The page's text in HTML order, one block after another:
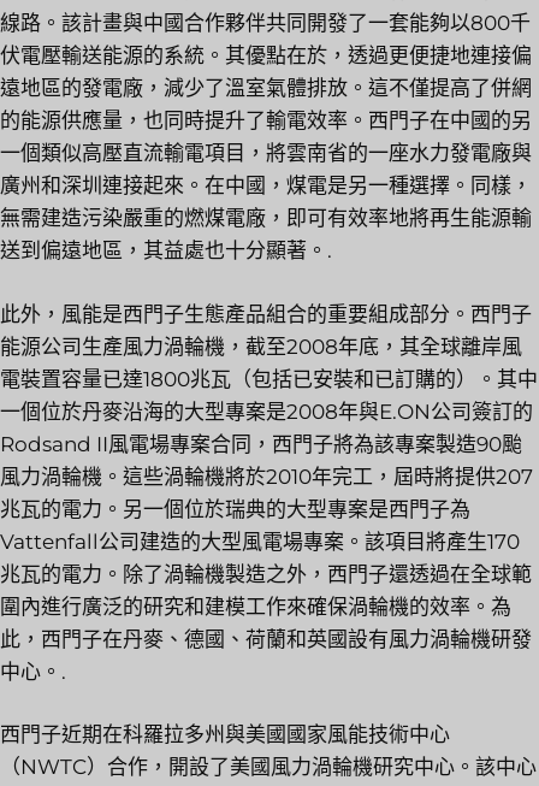
線路。該計畫與中國合作夥伴共同開發了一套能夠以800千
伏電壓輸送能源的系統。其優點在於，透過更便捷地連接偏
遠地區的發電廠，減少了溫室氣體排放。這不僅提高了併網
的能源供應量，也同時提升了輸電效率。西門子在中國的另
一個類似高壓直流輸電項目，將雲南省的一座水力發電廠與
廣州和深圳連接起來。在中國，煤電是另一種選擇。同樣，
無需建造污染嚴重的燃煤電廠，即可有效率地將再生能源輸
送到偏遠地區，其益處也十分顯著。.
此外，風能是西門子生態產品組合的重要組成部分。西門子
能源公司生產風力渦輪機，截至2008年底，其全球離岸風
電裝置容量已達1800兆瓦（包括已安裝和已訂購的）。其中
一個位於丹麥沿海的大型專案是2008年與E.ON公司簽訂的
Rodsand II風電場專案合同，西門子將為該專案製造90颱
風力渦輪機。這些渦輪機將於2010年完工，屆時將提供207
兆瓦的電力。另一個位於瑞典的大型專案是西門子為
Vattenfall公司建造的大型風電場專案。該項目將產生170
兆瓦的電力。除了渦輪機製造之外，西門子還透過在全球範
圍內進行廣泛的研究和建模工作來確保渦輪機的效率。為
此，西門子在丹麥、德國、荷蘭和英國設有風力渦輪機研發
中心。.
西門子近期在科羅拉多州與美國國家風能技術中心
（NWTC）合作，開設了美國風力渦輪機研究中心。該中心